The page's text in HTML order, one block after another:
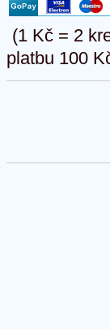
(1 Kč = 2
platbu 100